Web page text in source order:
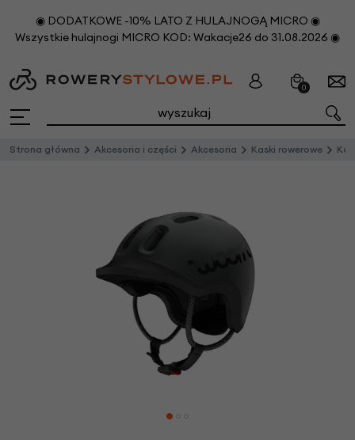
◉ DODATKOWE -10% LATO Z HULAJNOGĄ MICRO ◉
Wszystkie hulajnogi MICRO KOD: Wakacje26 do 31.08.2026 ◉
0
Strona główna Akcesoria i części Akcesoria Kaski rowerowe